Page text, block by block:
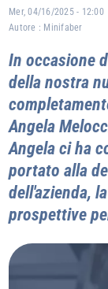
Mer, 04/16/2025 - 12:00
Autore : Minifaber
In occasione
della nostra
Angela
Angela ci ha
portato alla
dell'azienda,
prospettive